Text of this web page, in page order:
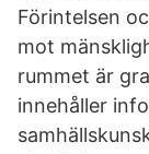
Förintelsen
mot
rummet är
innehåller